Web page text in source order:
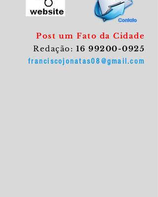
Post um Fato da Cidade
Redação: 16 99200-0925
franciscojonatas08@gmail.com